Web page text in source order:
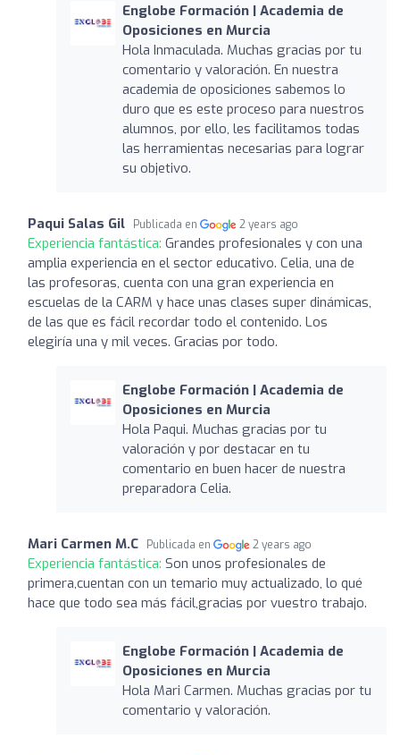
Englobe Formación | Academia de
Oposiciones en Murcia
Hola Inmaculada. Muchas gracias por tu
comentario y valoración. En nuestra
academia de oposiciones sabemos lo
duro que es este proceso para nuestros
alumnos, por ello, les facilitamos todas
las herramientas necesarias para lograr
su objetivo.
Paqui Salas Gil Publicada en 2 years ago
Experiencia fantástica: Grandes profesionales y con una
amplia experiencia en el sector educativo. Celia, una de
las profesoras, cuenta con una gran experiencia en
escuelas de la CARM y hace unas clases super dinámicas,
de las que es fácil recordar todo el contenido. Los
elegiría una y mil veces. Gracias por todo.
Englobe Formación | Academia de
Oposiciones en Murcia
Hola Paqui. Muchas gracias por tu
valoración y por destacar en tu
comentario en buen hacer de nuestra
preparadora Celia.
Mari Carmen M.C Publicada en 2 years ago
Experiencia fantástica: Son unos profesionales de
primera,cuentan con un temario muy actualizado, lo qué
hace que todo sea más fácil,gracias por vuestro trabajo.
Englobe Formación | Academia de
Oposiciones en Murcia
Hola Mari Carmen. Muchas gracias por tu
comentario y valoración.